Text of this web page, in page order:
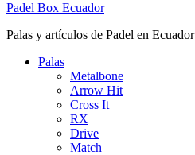
Padel Box Ecuador
Palas y artículos de Padel en Ecuador
Palas
Metalbone
Arrow Hit
Cross It
RX
Drive
Match